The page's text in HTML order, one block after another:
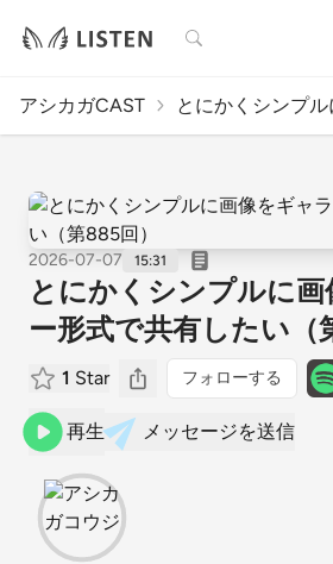
検索
アシカガCAST とにかくシンプ
2026-07-07 15:31
とにかくシンプルに画
ー形式で共有したい（
1 Star フォローする
再生 メッセージを送信